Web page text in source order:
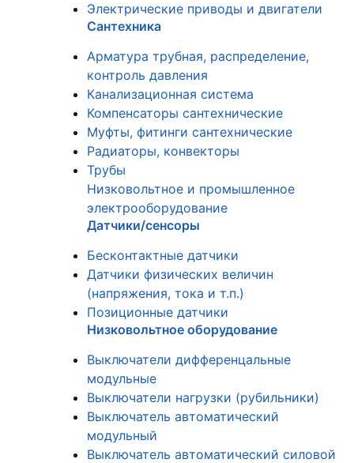
Электрические приводы и двигатели
Сантехника
Арматура трубная, распределение,
контроль давления
Канализационная система
Компенсаторы сантехнические
Муфты, фитинги сантехнические
Радиаторы, конвекторы
Трубы
Низковольтное и промышленное
электрооборудование
Датчики/сенсоры
Бесконтактные датчики
Датчики физических величин
(напряжения, тока и т.п.)
Позиционные датчики
Низковольтное оборудование
Выключатели дифференцальные
модульные
Выключатели нагрузки (рубильники)
Выключатель автоматический
модульный
Выключатель автоматический силовой